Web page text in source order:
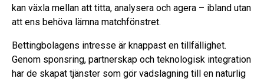
kan växla mellan att titta, analysera och agera – ibland utan
att ens behöva lämna matchfönstret.
Bettingbolagens intresse är knappast en tillfällighet.
Genom sponsring, partnerskap och teknologisk integration
har de skapat tjänster som gör vadslagning till en naturlig